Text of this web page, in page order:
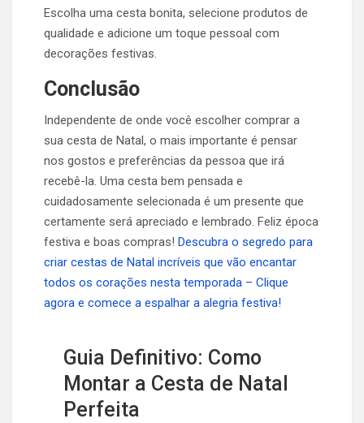
Escolha uma cesta bonita, selecione produtos de
qualidade e adicione um toque pessoal com
decorações festivas.
Conclusão
Independente de onde você escolher comprar a
sua cesta de Natal, o mais importante é pensar
nos gostos e preferências da pessoa que irá
recebê-la. Uma cesta bem pensada e
cuidadosamente selecionada é um presente que
certamente será apreciado e lembrado. Feliz época
festiva e boas compras! Descubra o segredo para
criar cestas de Natal incríveis que vão encantar
todos os corações nesta temporada – Clique
agora e comece a espalhar a alegria festiva!
Guia Definitivo: Como
Montar a Cesta de Natal
Perfeita